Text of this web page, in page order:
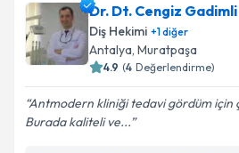
Dr. Dt. Ezgi Çakıriçin randevu
oluşturun. Size bu uzmandan
takvim hazırlandığında e-posta
Dr. Dt. Cengiz Gadimli
Diş Hekimi +1diğer
Antalya, Muratpaşa
4.9 (4 Değerlendirme)
Antmodern kliniği tedavi gördüm için
Burada kaliteli ve...